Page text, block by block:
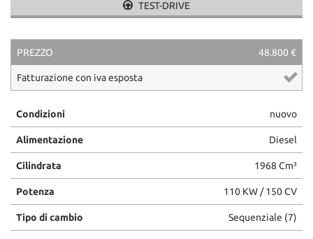
TEST-DRIVE
PREZZO 48.800 €
Fatturazione con iva esposta
Condizioni nuovo
Alimentazione Diesel
Cilindrata 1968 Cm³
Potenza 110 KW / 150 CV
Tipo di cambio Sequenziale (7)